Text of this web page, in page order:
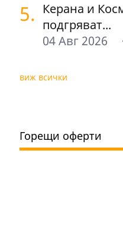
5. Керана и
подгряват...
04 Авг 2026
виж всички
Горещи оферти